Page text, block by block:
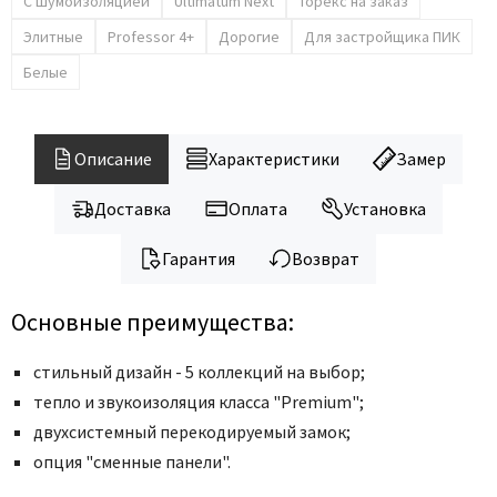
LiGa
Line Doors
Luxor
Miksal
Milyana
Oro - Oro
Philips
Porta Di Parma
Porte Vista
Portika
Элитные
Professor 4+ Дорогие
Для застройщика ПИК
Белые
Описание Характеристики Замер
Доставка Оплата Установка
Гарантия Возврат
Основные преимущества:
стильный дизайн - 5 коллекций на выбор;
тепло и звукоизоляция класса "Premium";
двухсистемный перекодируемый замок;
опция "сменные панели".